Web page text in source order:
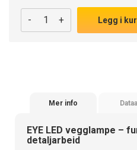
- + Legg i
Mer info
EYE LED vegglampe –
detaljarbeid